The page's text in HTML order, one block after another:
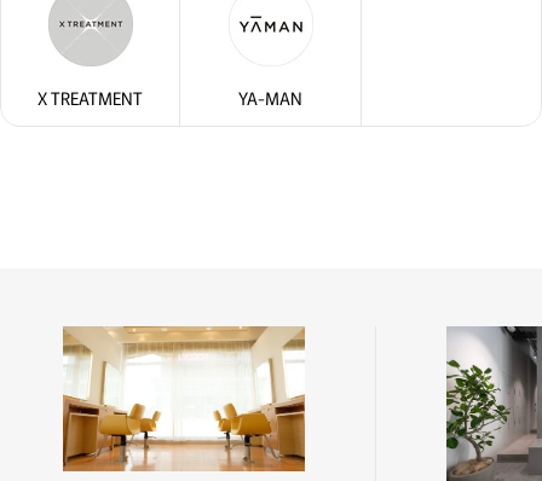
X TREATMENT YA-MAN